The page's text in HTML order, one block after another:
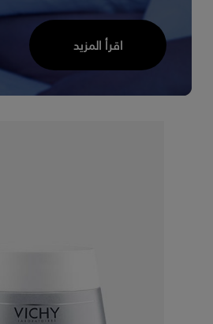
اقرأ المزيد